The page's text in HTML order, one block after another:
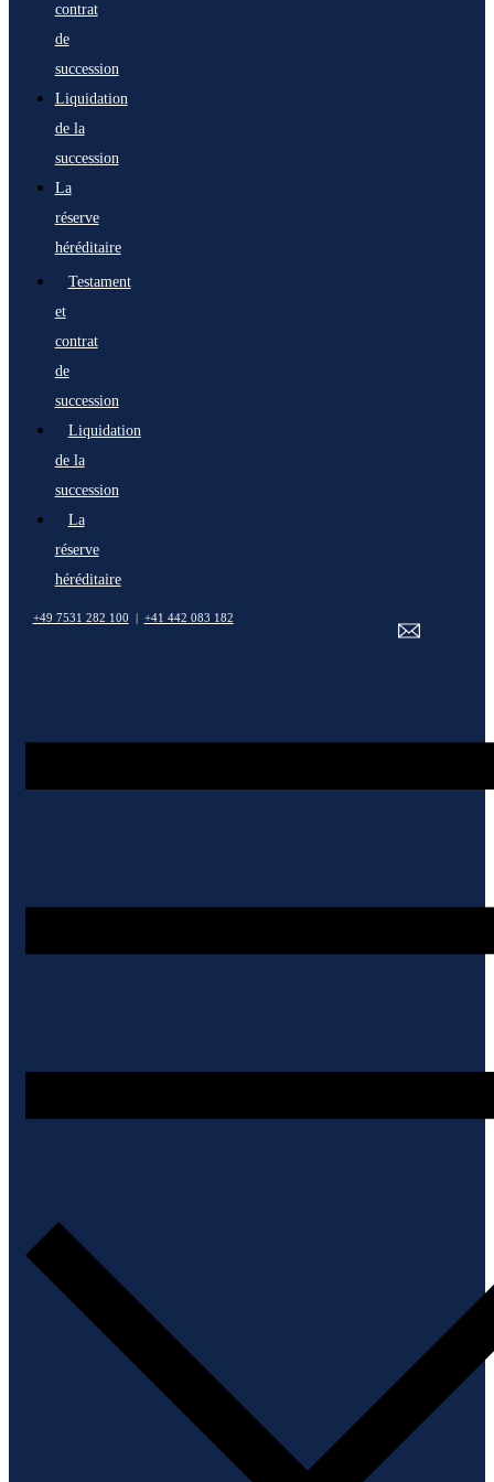
contrat
de
succession
Liquidation
de la
succession
La
réserve
héréditaire
Testament
et
contrat
de
succession
Liquidation
de la
succession
La
réserve
héréditaire
+49 7531 282 100 | +41 442 083 182